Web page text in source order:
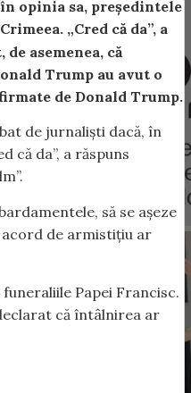
opinia sa, președintele
„Cred că da”, a
asemenea, că
Trump au avut o
de Donald Trump.
de jurnaliști dacă, în
că da”, a răspuns
să se așeze
acord de armistițiu ar
Papei Francisc.
că întâlnirea ar